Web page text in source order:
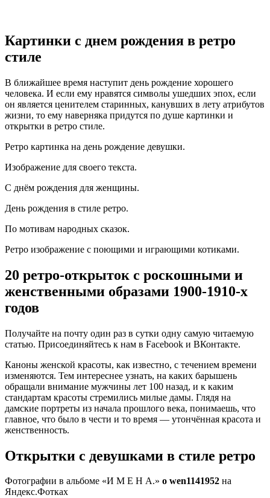
Картинки с днем рождения в ретро
стиле
В ближайшее время наступит день рождение хорошего
человека. И если ему нравятся символы ушедших эпох, если
он является ценителем старинных, канувших в лету атрибутов
жизни, то ему наверняка придутся по душе картинки и
открытки в ретро стиле.
Ретро картинка на день рождение девушки.
Изображение для своего текста.
С днём рождения для женщины.
День рождения в стиле ретро.
По мотивам народных сказок.
Ретро изображение с поющими и играющими котиками.
20 ретро-открыток с роскошными и
женственными образами 1900-1910-х
годов
Получайте на почту один раз в сутки одну самую читаемую
статью. Присоединяйтесь к нам в Facebook и ВКонтакте.
Каноны женской красоты, как известно, с течением времени
изменяются. Тем интереснее узнать, на каких барышень
обращали внимание мужчины лет 100 назад, и к каким
стандартам красоты стремились милые дамы. Глядя на
дамские портреты из начала прошлого века, понимаешь, что
главное, что было в чести и то время — утончённая красота и
женственность.
Открытки с девушками в стиле ретро
Фотографии в альбоме «И М Е Н А.» o wen1141952 на
Яндекс.Фотках